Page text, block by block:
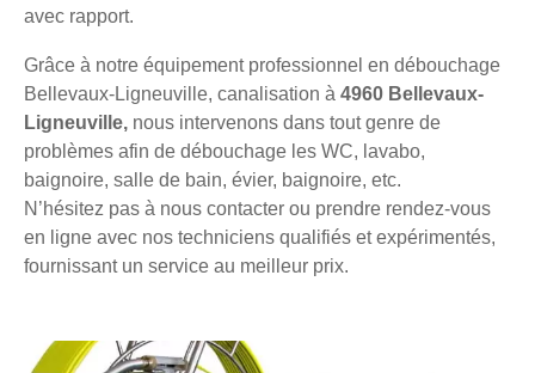
avec rapport.
Grâce à notre équipement professionnel en débouchage
Bellevaux-Ligneuville, canalisation à 4960 Bellevaux-
Ligneuville, nous intervenons dans tout genre de
problèmes afin de débouchage les WC, lavabo,
baignoire, salle de bain, évier, baignoire, etc.
N’hésitez pas à nous contacter ou prendre rendez-vous
en ligne avec nos techniciens qualifiés et expérimentés,
fournissant un service au meilleur prix.